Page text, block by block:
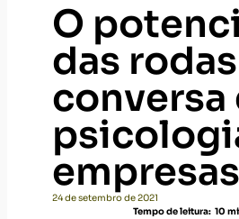
O
das
conversa
empresas
24 de setembro de 2021
Tempo de leitura: 10